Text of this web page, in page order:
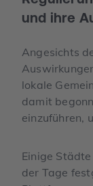
und ihre
Angesichts
lokale
damit
einzuführen,
Einige
der Tage